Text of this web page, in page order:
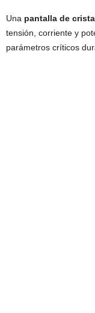
Una pantalla de
tensión, corriente y
parámetros críticos